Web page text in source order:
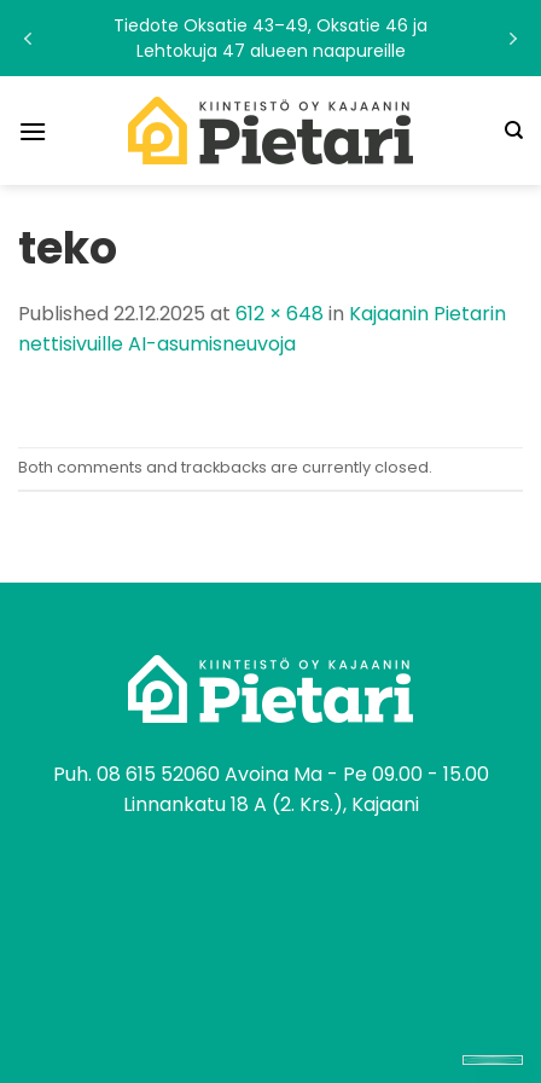
content
Tiedote Oksatie 43–49, Oksatie 46 ja
Lehtokuja 47 alueen naapureille
teko
Published 22.12.2025 at 612 × 648in Kajaanin Pietarin
nettisivuille AI-asumisneuvoja
Both comments and trackbacks are currently closed.
Puh. 08 615 52060Avoina Ma - Pe 09.00 - 15.00
Linnankatu 18 A (2. Krs.), Kajaani